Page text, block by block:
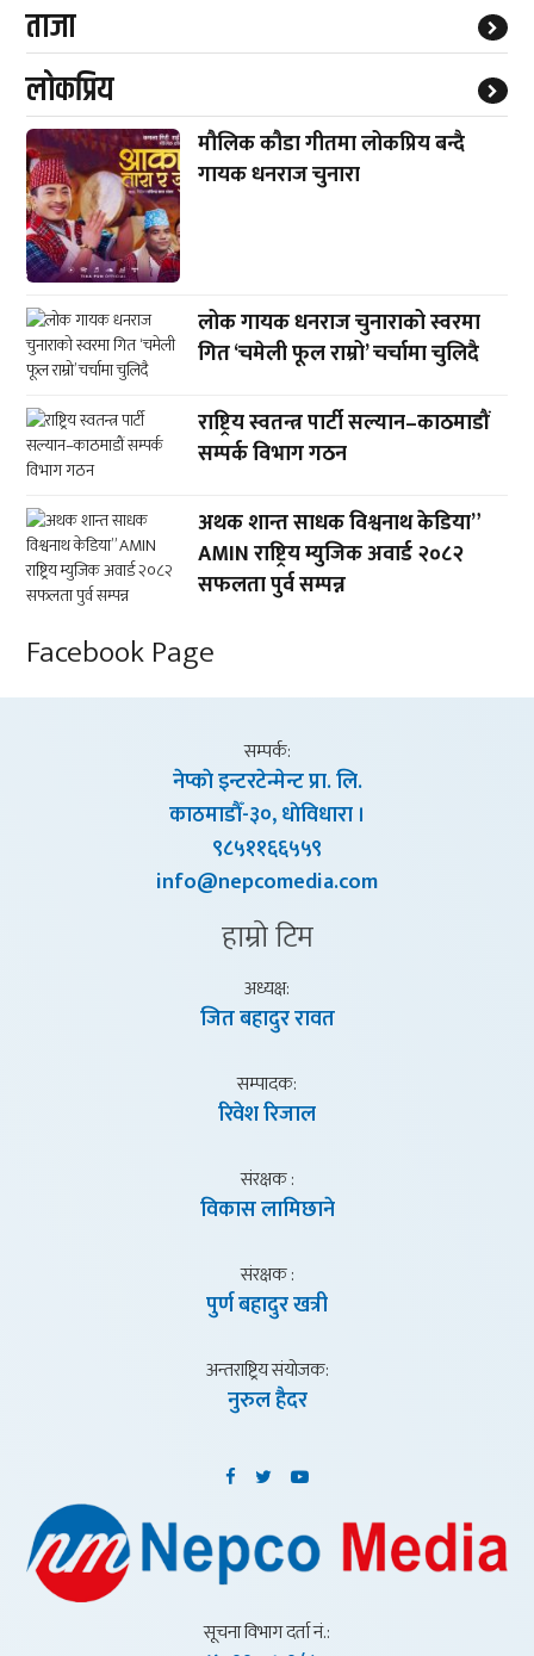
ताजा
लाेकप्रिय
मौलिक कौडा गीतमा लोकप्रिय बन्दै
गायक धनराज चुनारा
लोक गायक धनराज चुनाराको स्वरमा
गित ‘चमेली फूल राम्रो’ चर्चामा चुलिदै
राष्ट्रिय स्वतन्त्र पार्टी सल्यान–काठमाडौं
सम्पर्क विभाग गठन
अथक शान्त साधक विश्वनाथ केडिया”
AMIN राष्ट्रिय म्युजिक अवार्ड २०८२
सफलता पुर्व सम्पन्न
Facebook Page
सम्पर्क:
नेप्काे इन्टरटेन्मेन्ट प्रा. लि.
काठमाडाैँ-३०, धाेविधारा ।
९८५११६६५५९
info@nepcomedia.com
हाम्राे टिम
अध्यक्ष:
जित बहादुर रावत
सम्पादक:
रिवेश रिजाल
संरक्षक :
विकास लामिछाने
संरक्षक :
पुर्ण बहादुर खत्री
अन्तराष्ट्रिय संयाेजक:
नुरुल हैदर
सूचना विभाग दर्ता नं.: